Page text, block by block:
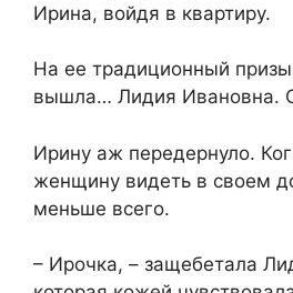
Ирина, войдя в квартиру.
На ее традиционный
вышла… Лидия Ивановна.
Ирину аж передернуло.
женщину видеть в своем
меньше всего.
– Ирочка, – защебетала